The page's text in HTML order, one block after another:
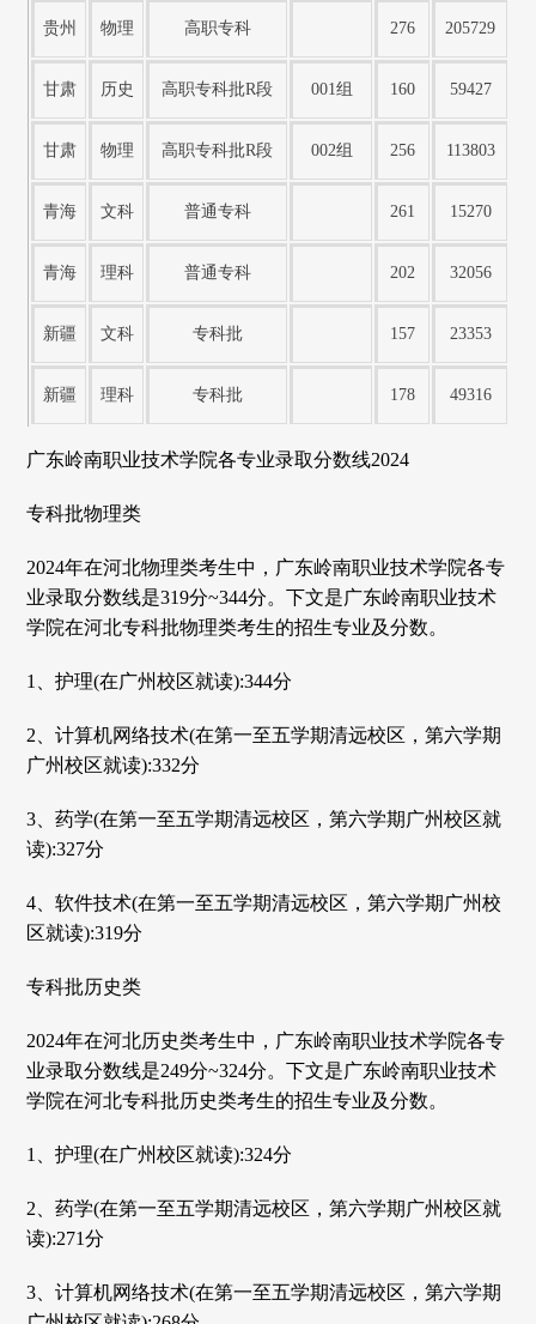
贵州 物理 高职专科 276 205729
甘肃 历史 高职专科批R段 001组 160 59427
甘肃 物理 高职专科批R段 002组 256 113803
青海 文科 普通专科 261 15270
青海 理科 普通专科 202 32056
新疆 文科 专科批 157 23353
新疆 理科 专科批 178 49316
广东岭南职业技术学院各专业录取分数线2024
专科批物理类
2024年在河北物理类考生中，广东岭南职业技术学院各专
业录取分数线是319分~344分。下文是广东岭南职业技术
学院在河北专科批物理类考生的招生专业及分数。
1、护理(在广州校区就读):344分
2、计算机网络技术(在第一至五学期清远校区，第六学期
广州校区就读):332分
3、药学(在第一至五学期清远校区，第六学期广州校区就
读):327分
4、软件技术(在第一至五学期清远校区，第六学期广州校
区就读):319分
专科批历史类
2024年在河北历史类考生中，广东岭南职业技术学院各专
业录取分数线是249分~324分。下文是广东岭南职业技术
学院在河北专科批历史类考生的招生专业及分数。
1、护理(在广州校区就读):324分
2、药学(在第一至五学期清远校区，第六学期广州校区就
读):271分
3、计算机网络技术(在第一至五学期清远校区，第六学期